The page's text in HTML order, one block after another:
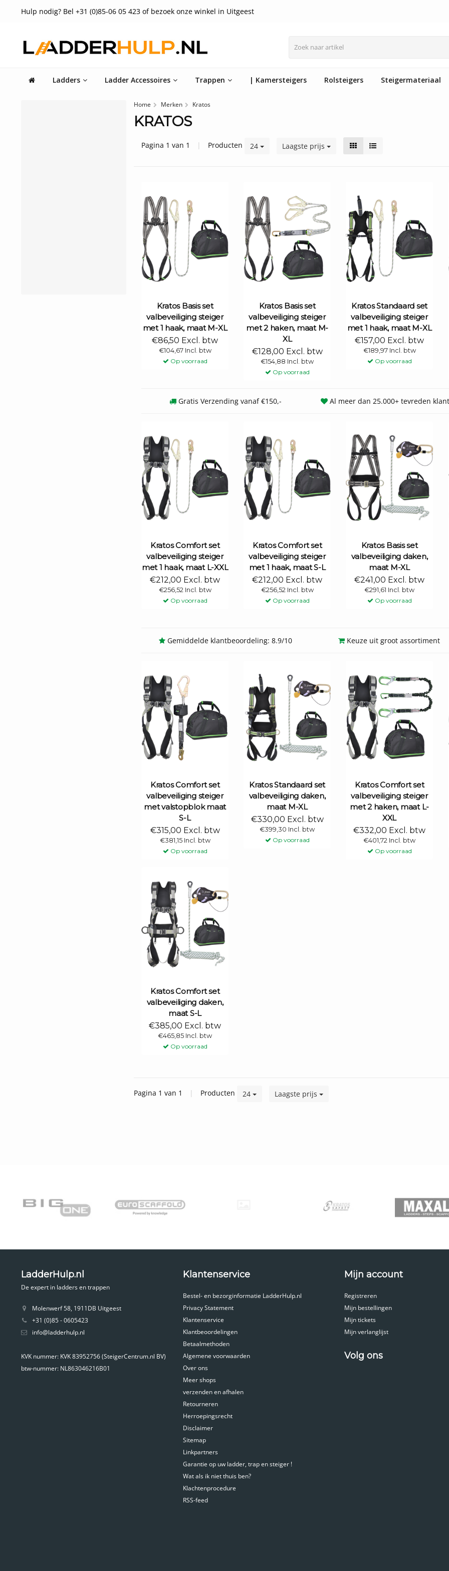
Hulp nodig? Bel +31 (0)85-06 05 423 of bezoek onze winkel in Uitgeest
Ladders Ladder Accessoires Trappen | Kamersteigers Rolsteigers Steigermateriaal
Home Merken Kratos
KRATOS
Pagina 1 van 1 | Producten 24 Laagste prijs
Kratos Basis set
valbeveiliging steiger
met 1 haak, maat M-XL
€86,50 Excl. btw
€104,67 Incl. btw
Op voorraad
Kratos Basis set
valbeveiliging steiger
met 2 haken, maat M-
XL
€128,00 Excl. btw
€154,88 Incl. btw
Op voorraad
Kratos Standaard set
valbeveiliging steiger
met 1 haak, maat M-XL
€157,00 Excl. btw
€189,97 Incl. btw
Op voorraad
Gratis Verzending vanaf €150,- Al meer dan 25.000+ tevreden
Kratos Comfort set
valbeveiliging steiger
met 1 haak, maat L-XXL
€212,00 Excl. btw
€256,52 Incl. btw
Op voorraad
Kratos Comfort set
valbeveiliging steiger
met 1 haak, maat S-L
€212,00 Excl. btw
€256,52 Incl. btw
Op voorraad
Kratos Basis set
valbeveiliging daken,
maat M-XL
€241,00 Excl. btw
€291,61 Incl. btw
Op voorraad
Gemiddelde klantbeoordeling: 8.9/10 Keuze uit groot assortiment
Kratos Comfort set
valbeveiliging steiger
met valstopblok maat
S-L
€315,00 Excl. btw
€381,15 Incl. btw
Op voorraad
Kratos Standaard set
valbeveiliging daken,
maat M-XL
€330,00 Excl. btw
€399,30 Incl. btw
Op voorraad
Kratos Comfort set
valbeveiliging steiger
met 2 haken, maat L-
XXL
€332,00 Excl. btw
€401,72 Incl. btw
Op voorraad
Kratos Comfort set
valbeveiliging daken,
maat S-L
€385,00 Excl. btw
€465,85 Incl. btw
Op voorraad
Pagina 1 van 1 | Producten 24 Laagste prijs
LadderHulp.nl
De expert in ladders en trappen
Molenwerf 58, 1911DB Uitgeest
+31 (0)85 - 0605423
info@ladderhulp.nl
KVK nummer: KVK 83952756 (SteigerCentrum.nl BV)
btw-nummer: NL863046216B01
Klantenservice
Bestel- en bezorginformatie LadderHulp.nl
Privacy Statement
Klantenservice
Klantbeoordelingen
Betaalmethoden
Algemene voorwaarden
Over ons
Meer shops
verzenden en afhalen
Retourneren
Herroepingsrecht
Disclaimer
Sitemap
Linkpartners
Garantie op uw ladder, trap en steiger !
Wat als ik niet thuis ben?
Klachtenprocedure
RSS-feed
Mijn account
Registreren
Mijn bestellingen
Mijn tickets
Mijn verlanglijst
Volg ons